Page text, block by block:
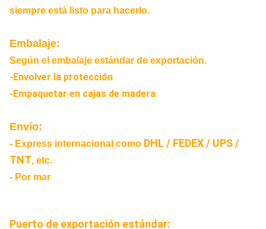
siempre está listo para hacerlo.
Embalaje:
Según el embalaje estándar de exportación.
-Envolver la protección
-Empaquetar en cajas de madera
Envío:
- Express internacional como DHL / FEDEX / UPS /
TNT, etc.
- Por mar
Puerto de exportación estándar: